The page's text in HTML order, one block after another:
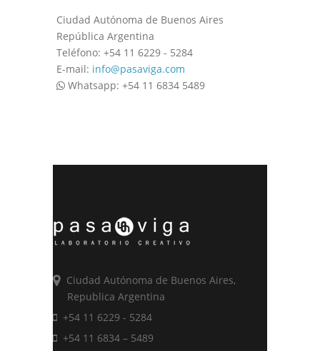
Ciudad Autónoma de Buenos Aires
República Argentina
Teléfono: +54 11 6229 - 5284
E-mail: info@pasaviga.com
Whatsapp: +54 11 6834 5489
Ciudad Autónoma de Buenos Aires,
Republica Argentina
+54 11 6229 - 5284
+54 11 6834 – 5489